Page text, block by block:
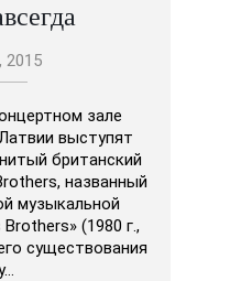
2015
зале
выступят
британский
названный
музыкальной
(1980 г.,
существования